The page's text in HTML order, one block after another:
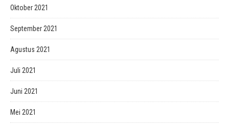
Oktober 2021
September 2021
Agustus 2021
Juli 2021
Juni 2021
Mei 2021